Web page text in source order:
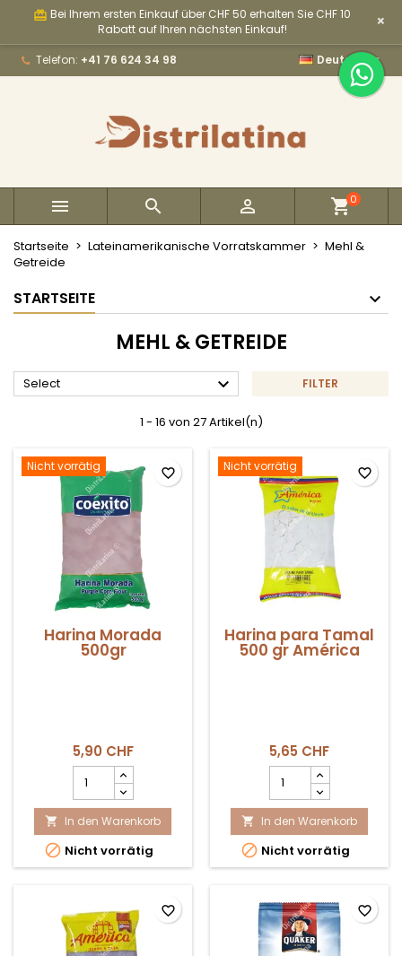
card_giftcard Bei Ihrem ersten Einkauf über CHF 50 erhalten Sie CHF 10
Rabatt auf Ihren nächsten Einkauf!
×
Telefon: +41 76 624 34 98 Deutsch 
   0
Startseite Lateinamerikanische Vorratskammer
Mehl &
Getreide
STARTSEITE
MEHL & GETREIDE
Select  FILTER
1 - 16 von 27 Artikel(n)
Nicht vorrätig
Harina Morada
500gr
5,90 CHF
Morada
500gr
Produktmengenfeld
 In den Warenkorb
 Nicht vorrätig
favorite_border Nicht vorrätig
Harina para Tamal
500 gr América
5,65 CHF
para
Tamal
500
gr
América
Produktmengenfeld
 In den Warenkorb
 Nicht vorrätig
favorite_border
favorite_border favorite_border
My wishlists ×
add_circle_outline Create new list
((modalTitle)) ×
((confirmMessage))
((cancelText)) ((modalDeleteText))
Wunschliste erstellen ×
Anmelden ×
Sie müssen angemeldet sein, um Artikel Ihrer
Abbrechen Anmelden